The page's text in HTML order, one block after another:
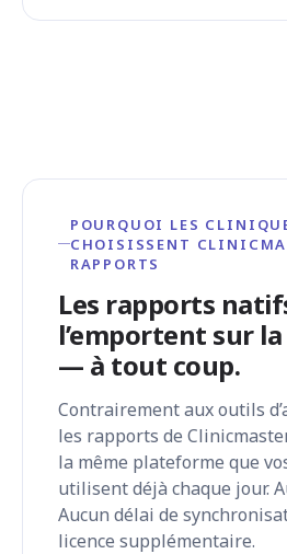
POURQUOI LES
CHOISISSENT
RAPPORTS
Les rapports
l’emportent sur
— à tout coup.
Contrairement aux outils
les rapports de
la même plateforme que
utilisent déjà chaque jour.
Aucun délai de
licence supplémentaire.